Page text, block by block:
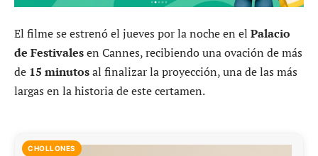
El filme se estrenó el jueves por la noche en el Palacio
de Festivalesen Cannes, recibiendo una ovación de más
de 15 minutosal finalizar la proyección, una de las más
largas en la historia de este certamen.
CHOLLONES